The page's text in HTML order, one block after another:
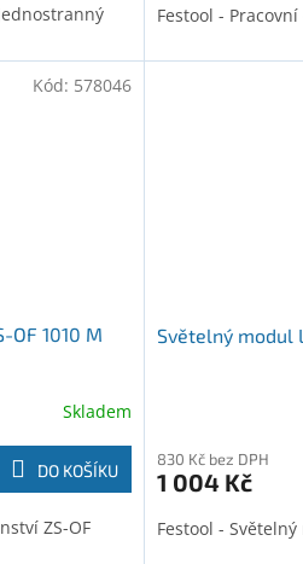
Festool - Pracovní
OF 1010 M
Skladem
DO KOŠÍKU
ZS-OF
Kód: 578046
Světelný modul
830 Kč bez DPH
1 004 Kč
Festool -